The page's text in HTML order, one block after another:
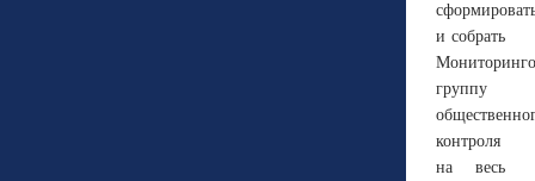
и собрать
группу
контроля
на весь